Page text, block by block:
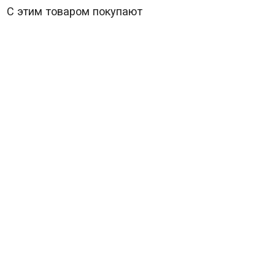
С этим товаром покупают